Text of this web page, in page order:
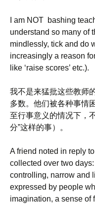
I am NOT bashing
understand so many of
mindlessly, tick and do
increasingly a reason
like ‘raise scores’ etc.).
我不是来猛批这些教师
多数。他们被各种事情
至行事意义的情况下，
分”这样的事）。
A friend noted in reply
collected over two
controlling, narrow and
expressed by people
imagination, a sense of